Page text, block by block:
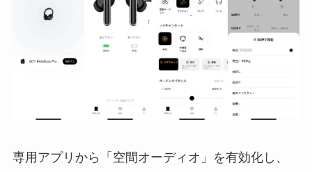
専用アプリから「空間オーディオ」を有効化し、